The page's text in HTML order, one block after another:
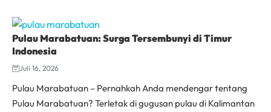
Pulau Marabatuan: Surga Tersembunyi di Timur
Indonesia
Juli 16, 2026
Pulau Marabatuan – Pernahkah Anda mendengar tentang
Pulau Marabatuan? Terletak di gugusan pulau di Kalimantan